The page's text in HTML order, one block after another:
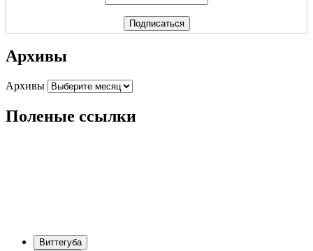
Архивы
Архивы
Поленые ссылки
Виттегуба